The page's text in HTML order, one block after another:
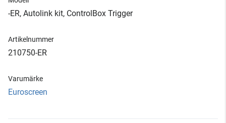
-ER, Autolink kit, ControlBox Trigger
Artikelnummer
210750-ER
Varumärke
Euroscreen